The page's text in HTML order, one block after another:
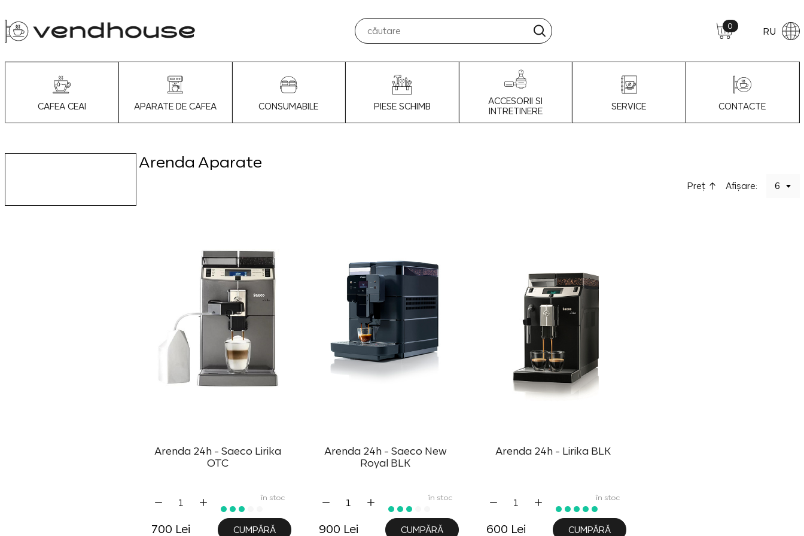
0 RU
CAFEA CEAI APARATE DE CAFEA CONSUMABILE PIESE SCHIMB
ACCESORII SI
INTRETINERE
SERVICE CONTACTE
Arenda Aparate
Preţ Afișare: 6
Arenda 24h - Saeco Lirika
OTC
în stoc
700 Lei CUMPĂRĂ
Arenda 24h - Saeco New
Royal BLK
în stoc
900 Lei CUMPĂRĂ
Arenda 24h - Lirika BLK
în stoc
600 Lei CUMPĂRĂ